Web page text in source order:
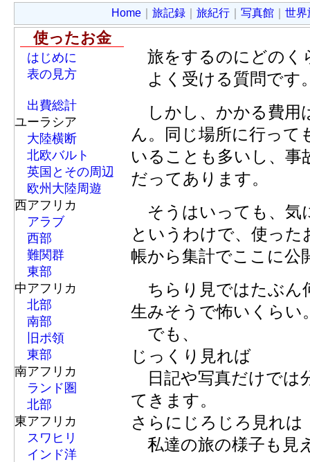
Home｜ 旅記録｜ 旅紀行｜ 写真館｜ 世界
使ったお金
はじめに
表の見方
出費総計
ユーラシア
大陸横断
北欧バルト
英国とその周辺
欧州大陸周遊
西アフリカ
アラブ
西部
難関群
東部
中アフリカ
北部
南部
旧ポ領
東部
南アフリカ
ランド圏
北部
東アフリカ
スワヒリ
インド洋
旅をするのにどのく
よく受ける質問です
しかし、かかる費用
ん。同じ場所に行って
いることも多いし、事
だってあります。
そうはいっても、気
というわけで、使っ
帳から集計でここに公
ちらり見ではたぶん
生みそうで怖いくらい
でも、
じっくり見れば
日記や写真だけでは
てきます。
さらにじろじろ見れは
私達の旅の様子も見